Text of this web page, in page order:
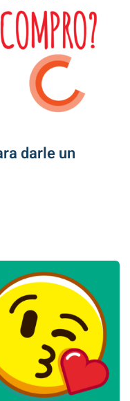
darle un